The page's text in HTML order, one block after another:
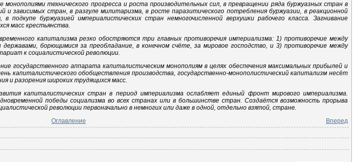
технического прогресса и роста производительных сил, в превращении ряда буржуазных стран в
и зависимых стран, в разгуле милитаризма, в росте паразитического потребления буржуазии, в реакционной
подкупе буржуазией империалистических стран немногочисленной верхушки рабочего класса. Загнивание
масс крестьянства.
капитализма резко обостряются три главных противоречия империализма: 1) противоречие между
борющимися за преобладание, в конечном счёте, за мировое господство, и 3) противоречие между
к социалистической революции.
государственного аппарата капиталистическим монополиям в целях обеспечения максимальных прибылей и
капиталистического обобществления производства, государственно-монополистический капитализм несёт
и разорения широких трудящихся масс.
капиталистических стран в период империализма ослабляет единый фронт мирового империализма.
победы социализма во всех странах или в большинстве стран. Создаётся возможность прорыва
революции первоначально в немногих или даже в одной, отдельно взятой, стране.
Оглавление Вперед